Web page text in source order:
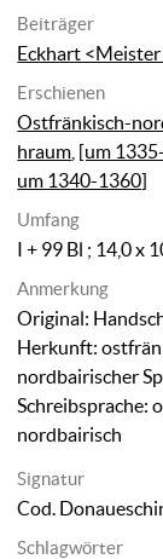
Beiträger
Eckhart
Erschienen
Ostfränkisch-
hraum [um
um 1340-1360]
Umfang
I + 99 Bl ; 14,0 x
Anmerkung
Original:
Herkunft:
nordbairischer
Schreibsprache:
nordbairisch
Signatur
Cod.
Schlagwörter